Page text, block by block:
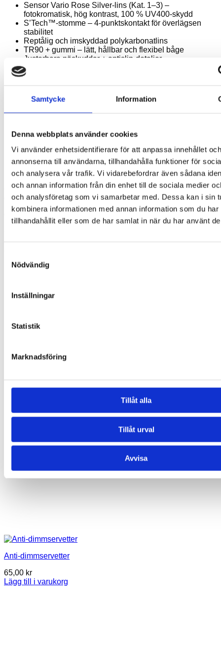
Samtycke Information
Denna webbplats använder cookies
Vi använder enhetsidentifierare för att anpassa innehållet och
annonserna till användarna, tillhandahålla funktioner för
och analysera vår trafik. Vi vidarebefordrar även sådana
och annan information från din enhet till de sociala medier
och analysföretag som vi samarbetar med. Dessa kan i sin
kombinera informationen med annan information som du har
tillhandahållit eller som de har samlat in när du har använt
Nödvändig
Inställningar
Statistik
Marknadsföring
Tillåt alla
Tillåt urval
Avvisa
Sensor Vario Rose Silver-lins (Kat. 1–3) –
fotokromatisk, hög kontrast, 100 % UV400-skydd
S’Tech™-stomme – 4-punktskontakt för överlägsen
stabilitet
Reptålig och imskyddad polykarbonatlins
TR90 + gummi – lätt, hållbar och flexibel båge
Justerbara näskuddar + antislip-detaljer
Optical clip-kompatibel – redo för styrkeglas
Base 8-kurva – maximal täckning och skydd
Skalmlängd: 128 mm
Basekurva: 8
Storlek: L
Aktivitet: Traillöpning, MTB
Kön: Herr
Cébé S’TRACK L 2.0 – Valet för seriösa trail- och MTB-
entusiaster
levererar Cébé glasögon skapade för äventyr.
Anti-dimmservetter
65,00 kr
Lägg till i varukorg